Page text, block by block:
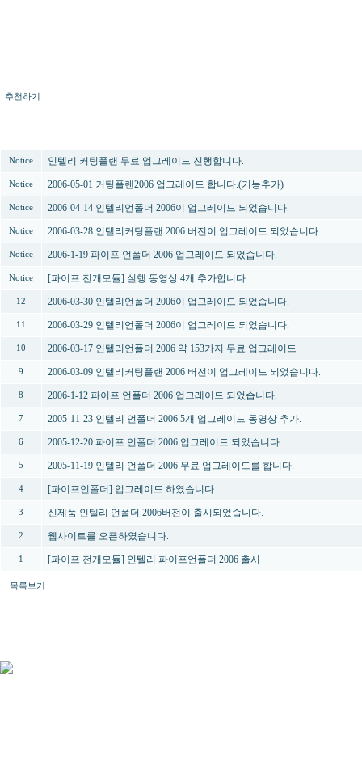
추천하기
Notice 인텔리 커팅플랜 무료 업그레이드 진행합니다.
Notice 2006-05-01 커팅플랜2006 업그레이드 합니다.(기능추가)
Notice 2006-04-14 인텔리언폴더 2006이 업그레이드 되었습니다.
Notice 2006-03-28 인텔리커팅플랜 2006 버전이 업그레이드 되었습니다.
Notice 2006-1-19 파이프 언폴더 2006 업그레이드 되었습니다.
Notice [파이프 전개모듈] 실행 동영상 4개 추가합니다.
12 2006-03-30 인텔리언폴더 2006이 업그레이드 되었습니다.
11 2006-03-29 인텔리언폴더 2006이 업그레이드 되었습니다.
10 2006-03-17 인텔리언폴더 2006 약 153가지 무료 업그레이드
9 2006-03-09 인텔리커팅플랜 2006 버전이 업그레이드 되었습니다.
8 2006-1-12 파이프 언폴더 2006 업그레이드 되었습니다.
7 2005-11-23 인텔리 언폴더 2006 5개 업그레이드 동영상 추가.
6 2005-12-20 파이프 언폴더 2006 업그레이드 되었습니다.
5 2005-11-19 인텔리 언폴더 2006 무료 업그레이드를 합니다.
4 [파이프언폴더] 업그레이드 하였습니다.
3 신제품 인텔리 언폴더 2006버전이 출시되었습니다.
2 웹사이트를 오픈하였습니다.
1 [파이프 전개모듈] 인텔리 파이프언폴더 2006 출시
목록보기